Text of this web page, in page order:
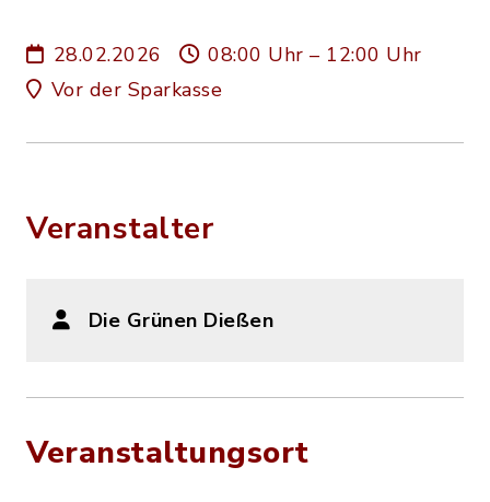
28.02.2026
08:00 Uhr – 12:00 Uhr
Vor der Sparkasse
Veranstalter
Die Grünen Dießen
Veranstaltungsort